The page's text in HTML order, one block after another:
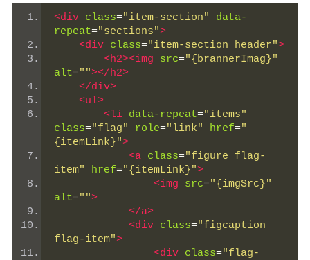
<div class="item-section"
data-
repeat="sections">
<div class="item-section_header">
<h2><img
src="{brannerImag}"
alt=""></h2>
</div>
<ul>
<li data-repeat="items"
class="flag" role="link" href="
{itemLink}">
<a class="figure flag-
item"
href="{itemLink}">
<img
src="{imgSrc}"
alt="">
</a>
<div class="figcaption
flag-item">
<div class="flag-